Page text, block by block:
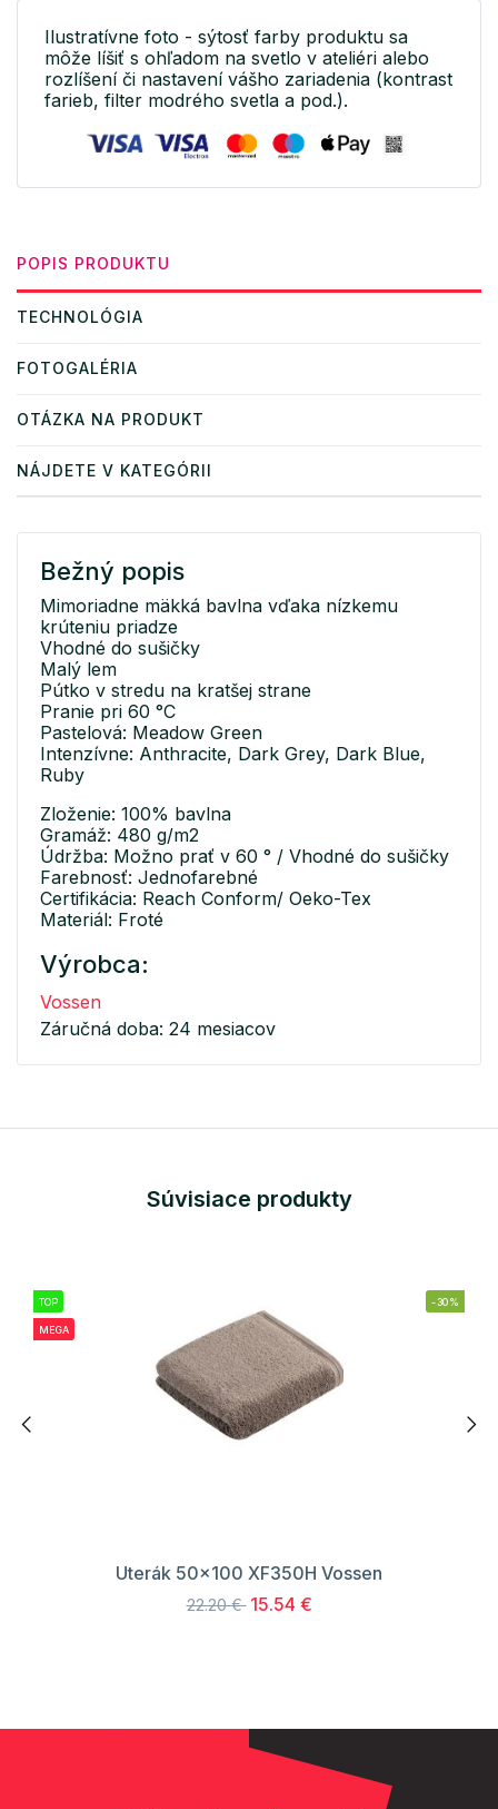
Ilustratívne foto - sýtosť farby produktu sa
môže líšiť s ohľadom na svetlo v ateliéri alebo
rozlíšení či nastavení vášho zariadenia (kontrast
farieb, filter modrého svetla a pod.).
POPIS PRODUKTU
TECHNOLÓGIA
FOTOGALÉRIA
OTÁZKA NA PRODUKT
NÁJDETE V KATEGÓRII
Bežný popis
Mimoriadne mäkká bavlna vďaka nízkemu
krúteniu priadze
Vhodné do sušičky
Malý lem
Pútko v stredu na kratšej strane
Pranie pri 60 °C
Pastelová: Meadow Green
Intenzívne: Anthracite, Dark Grey, Dark Blue,
Ruby
Zloženie: 100% bavlna
Gramáž: 480 g/m2
Údržba: Možno prať v 60 ° / Vhodné do sušičky
Farebnosť: Jednofarebné
Certifikácia: Reach Conform/ Oeko-Tex
Materiál: Froté
Výrobca:
Vossen
Záručná doba: 24 mesiacov
Súvisiace produkty
TOP
MEGA
-30%
Uterák 50x100 XF350H Vossen
22.20 € 15.54 €